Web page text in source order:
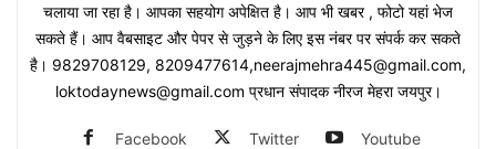
चलाया जा रहा है। आपका सहयोग अपेक्षित है। आप भी खबर , फोटो यहां भेज
सकते हैं। आप वैबसाइट और पेपर से जुड़ने के लिए इस नंबर पर संपर्क कर सकते
है। 9829708129, 8209477614,neerajmehra445@gmail.com,
loktodaynews@gmail.com प्रधान संपादक नीरज मेहरा जयपुर।
Facebook Twitter Youtube